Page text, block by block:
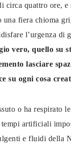
circa quattro ore,
una fiera chioma
l’urgenza di
vero, quello su
lasciare
su ogni cosa
o ha respirato
artificiali
e fluidi della